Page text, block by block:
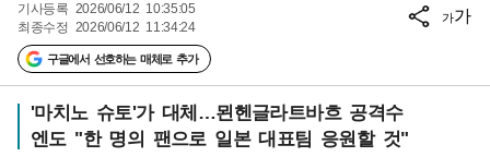
기사등록 2026/06/12 10:35:05
최종수정 2026/06/12 11:34:24
구글에서 선호하는 매체로 추가
가가
'마치노 슈토'가 대체…묀헨글라트바흐 공격수
엔도 "한 명의 팬으로 일본 대표팀 응원할 것"